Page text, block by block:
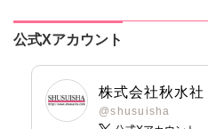
公式Xアカウント
株式会社秋水社
@shusuisha